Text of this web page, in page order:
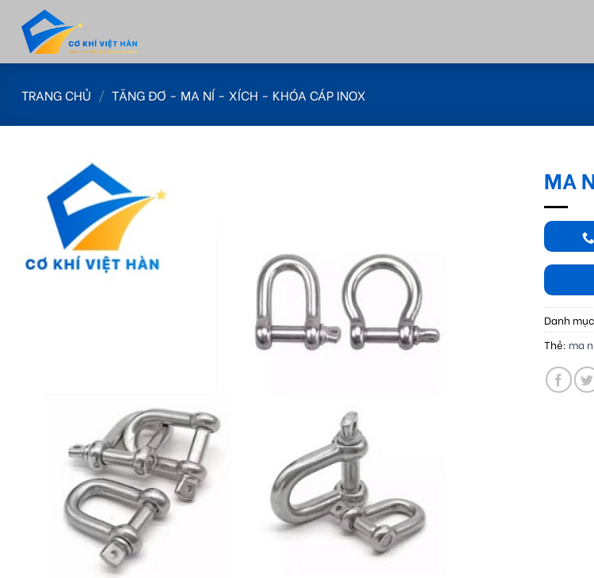
content
TRANG CHỦ / TĂNG ĐƠ - MA NÍ - XÍCH - KHÓA CÁP INOX
MA
Danh
Thẻ: ma